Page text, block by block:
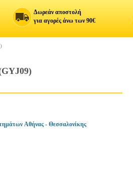
Δωρεάν αποστολή
για αγορές άνω των 90€
Αθήνας - Θεσσαλονίκης